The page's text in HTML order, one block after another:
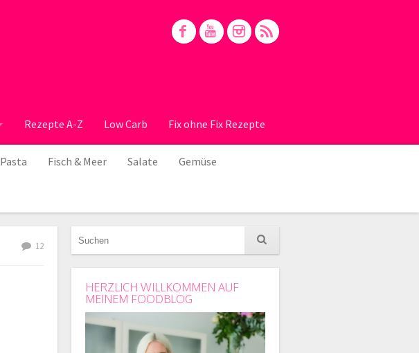
Rezepte A-Z Low Carb Fix ohne Fix Rezepte
Pasta Fisch & Meer Salate Gemüse
12
HERZLICH WILLKOMMEN AUF
MEINEM FOODBLOG